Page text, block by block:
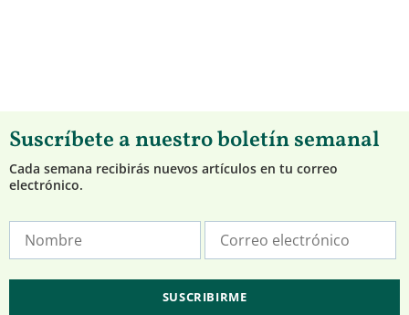
Suscríbete a nuestro boletín semanal
Cada semana recibirás nuevos artículos en tu correo
electrónico.